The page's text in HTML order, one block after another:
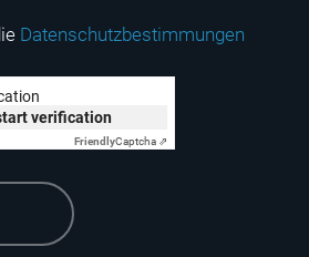
Datenschutzbestimmungen
verification
FriendlyCaptcha ⇗